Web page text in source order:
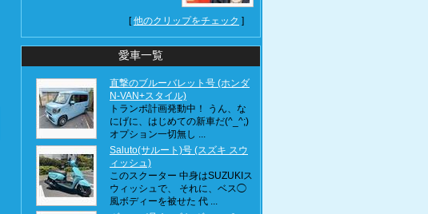
[他のクリップをチェック ]
愛車一覧
直撃のブルーバレット号 (ホンダ
N-VAN+スタイル)
トランポ計画発動中！ うん、な
にげに、はじめての新車だ(^_^;)
オプション一切無し ...
Saluto(サルート)号 (スズキ スウ
ィッシュ)
このスクーター 中身はSUZUKIス
ウィッシュで、 それに、ベス◯
風ボディーを被せた 代 ...